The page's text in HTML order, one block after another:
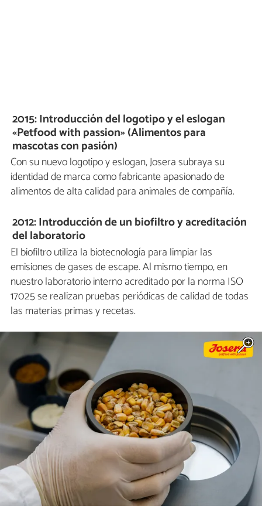
2015: Introducción del logotipo y el eslogan
«Petfood with passion» (Alimentos para
mascotas con pasión)
Con su nuevo logotipo y eslogan, Josera subraya su
identidad de marca como fabricante apasionado de
alimentos de alta calidad para animales de compañía.
2012: Introducción de un biofiltro y acreditación
del laboratorio
El biofiltro utiliza la biotecnología para limpiar las
emisiones de gases de escape. Al mismo tiempo, en
nuestro laboratorio interno acreditado por la norma ISO
17025 se realizan pruebas periódicas de calidad de todas
las materias primas y recetas.